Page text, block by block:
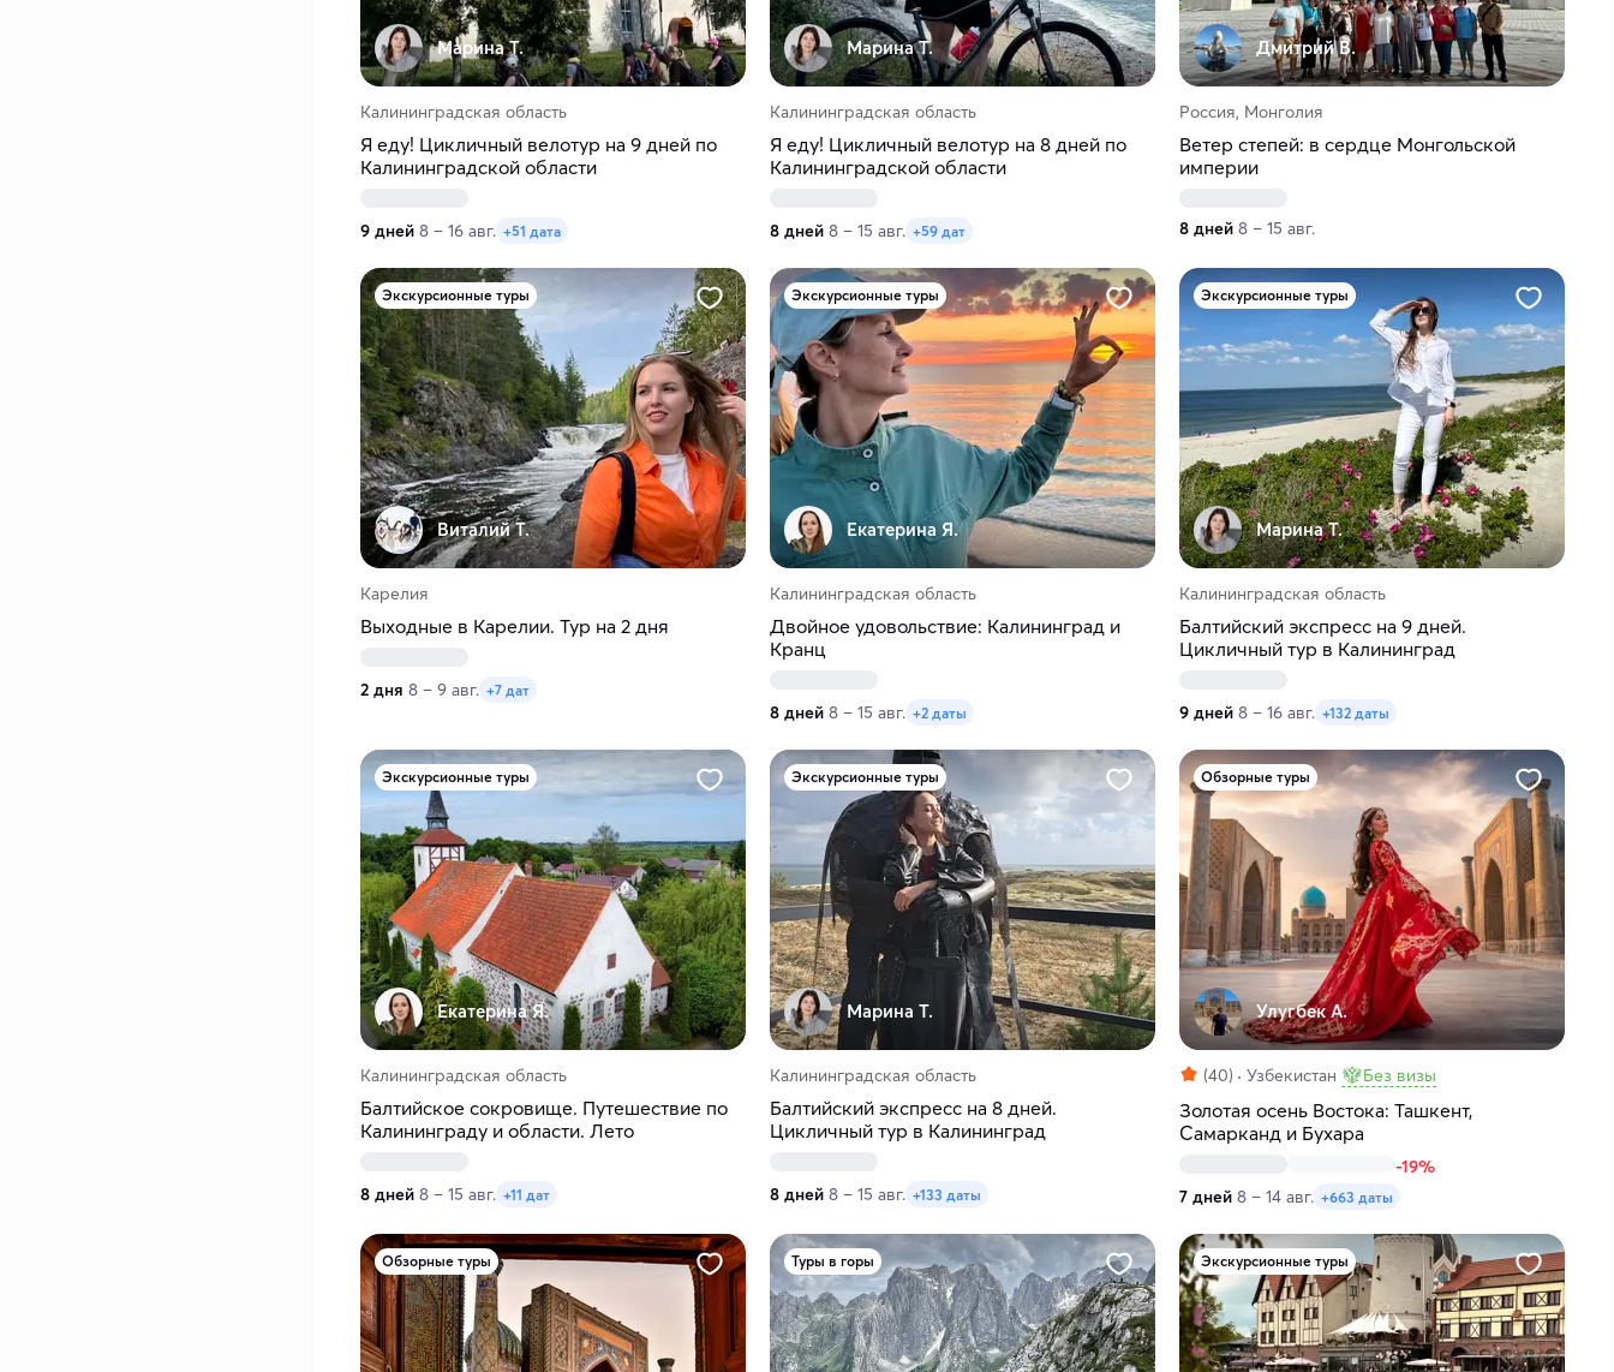
Марина Т.
Калининградская область
Я еду! Цикличный велотур на 9 дней по
Калининградской области
9 дней 8 – 16 авг. +51 дата
Марина Т.
Калининградская область
Я еду! Цикличный велотур на 8 дней по
Калининградской области
8 дней 8 – 15 авг. +59 дат
Дмитрий В.
Россия, Монголия
Ветер степей: в сердце Монгольской
империи
8 дней 8 – 15 авг.
Экскурсионные туры
Виталий Т.
Карелия
Выходные в Карелии. Тур на 2 дня
2 дня 8 – 9 авг. +7 дат
Экскурсионные туры
Екатерина Я.
Калининградская область
Двойное удовольствие: Калининград и
Кранц
8 дней 8 – 15 авг. +2 даты
Экскурсионные туры
Марина Т.
Калининградская область
Балтийский экспресс на 9 дней.
Цикличный тур в Калининград
9 дней 8 – 16 авг. +132 даты
Экскурсионные туры
Екатерина Я.
Калининградская область
Балтийское сокровище. Путешествие по
Калининграду и области. Лето
8 дней 8 – 15 авг. +11 дат
Экскурсионные туры
Марина Т.
Калининградская область
Балтийский экспресс на 8 дней.
Цикличный тур в Калининград
8 дней 8 – 15 авг. +133 даты
Обзорные туры
Улугбек А.
(40) Узбекистан Без визы
Золотая осень Востока: Ташкент,
Самарканд и Бухара
-19%
7 дней 8 – 14 авг. +663 даты
Обзорные туры Туры в горы Экскурсионные туры